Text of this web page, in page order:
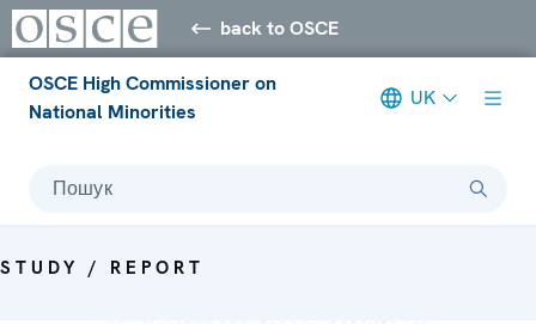
back to OSCE
OSCE High Commissioner on
National Minorities
UK
Пошук
STUDY / REPORT